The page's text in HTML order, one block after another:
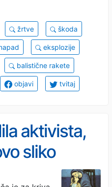
žrtve škoda
eksplozije
balistične rakete
objavi tvitaj
aktivista,
sliko
iz